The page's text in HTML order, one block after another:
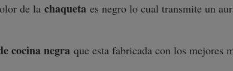
de la chaqueta es negro lo cual transmite un
cocina negra que esta fabricada con los mejores